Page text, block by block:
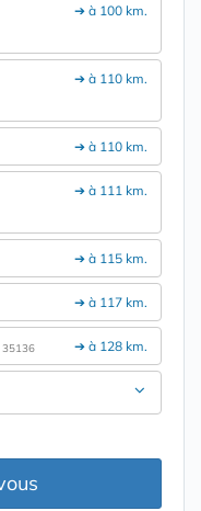
➔ à 100 km.
➔ à 110 km.
➔ à 110 km.
➔ à 111 km.
➔ à 115 km.
➔ à 117 km.
➔ à 128 km.
35136